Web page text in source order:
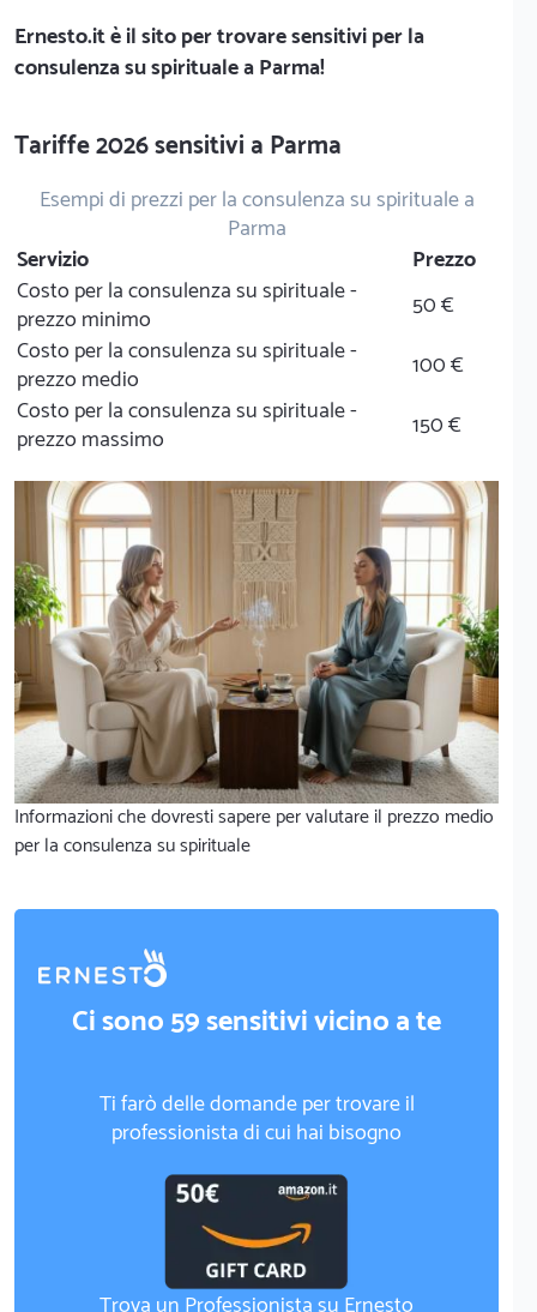
Ernesto.itè il sito per trovare sensitivi per la
consulenza su spirituale a Parma!
Tariffe 2026 sensitivi a Parma
Esempi di prezzi per la consulenza su spirituale a
Parma
Servizio
Prezzo
Costo per la consulenza su spirituale -
prezzo minimo
50 €
Costo per la consulenza su spirituale -
prezzo medio
100 €
Costo per la consulenza su spirituale -
prezzo massimo
150 €
Informazioni che dovresti sapere per valutare il prezzo medio
per la consulenza su spirituale
Ci sono 59 sensitivi vicino a te
Ti farò delle domande per trovare il
professionista di cui hai bisogno